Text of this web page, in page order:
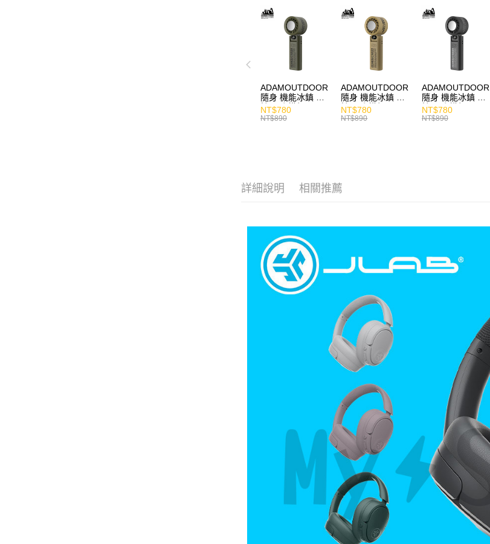
ADAMOUTDOOR
隨身 機能冰鎮 手
持風扇 掛繩
NT$780
NT$890
ADAMOUTDOOR
隨身 機能冰鎮 手
持風扇 掛繩
NT$780
NT$890
ADAMOUTDOOR
隨身 機能冰鎮 手
持風扇 掛繩
NT$780
NT$890
詳細說明 相關推薦